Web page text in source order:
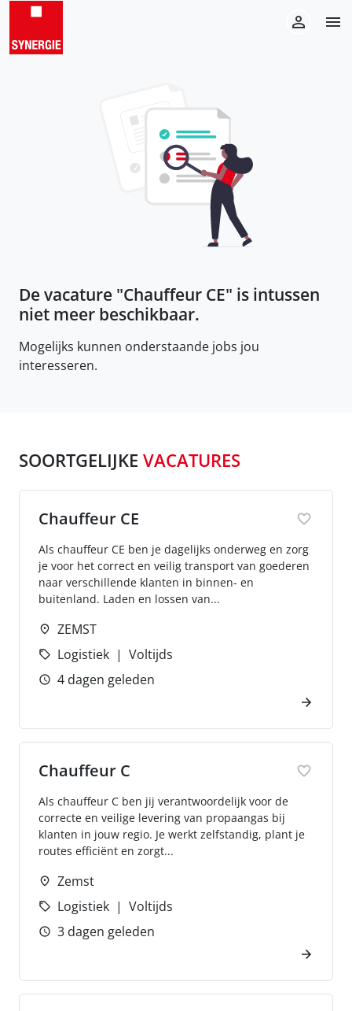
De vacature "Chauffeur CE" is intussen
niet meer beschikbaar.
Mogelijks kunnen onderstaande jobs jou
interesseren.
SOORTGELIJKE VACATURES
Chauffeur CE
Als chauffeur CE ben je dagelijks onderweg en zorg
je voor het correct en veilig transport van goederen
naar verschillende klanten in binnen- en
buitenland. Laden en lossen van...
ZEMST
Logistiek
Voltijds
4 dagen geleden
Chauffeur C
Als chauffeur C ben jij verantwoordelijk voor de
correcte en veilige levering van propaangas bij
klanten in jouw regio. Je werkt zelfstandig, plant je
routes efficiënt en zorgt...
Zemst
Logistiek
Voltijds
3 dagen geleden